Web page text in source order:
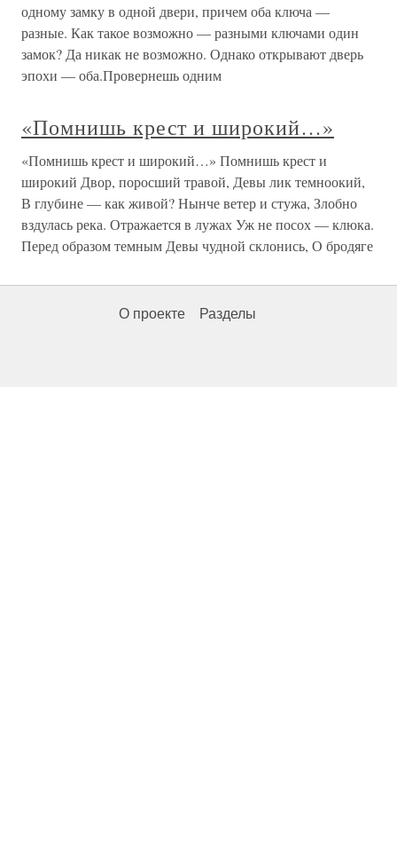
одному замку в одной двери, причем оба ключа —
разные. Как такое возможно — разными ключами один
замок? Да никак не возможно. Однако открывают дверь
эпохи — оба.Провернешь одним
«Помнишь крест и широкий…»
«Помнишь крест и широкий…» Помнишь крест и
широкий Двор, поросший травой, Девы лик темноокий,
В глубине — как живой? Нынче ветер и стужа, Злобно
вздулась река. Отражается в лужах Уж не посох — клюка.
Перед образом темным Девы чудной склонись, О бродяге
О проекте Разделы